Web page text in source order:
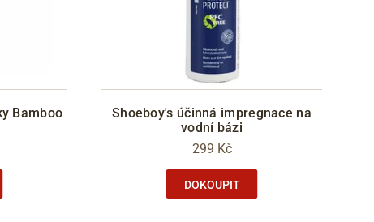
Bamboo
Shoeboy's účinná impregnace na
vodní bázi
299 Kč
DOKOUPIT